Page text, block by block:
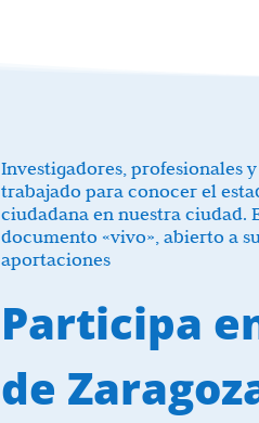
Investigadores, profesionales
trabajado para conocer el
ciudadana en nuestra ciudad.
documento «vivo», abierto a
aportaciones
Participa
de